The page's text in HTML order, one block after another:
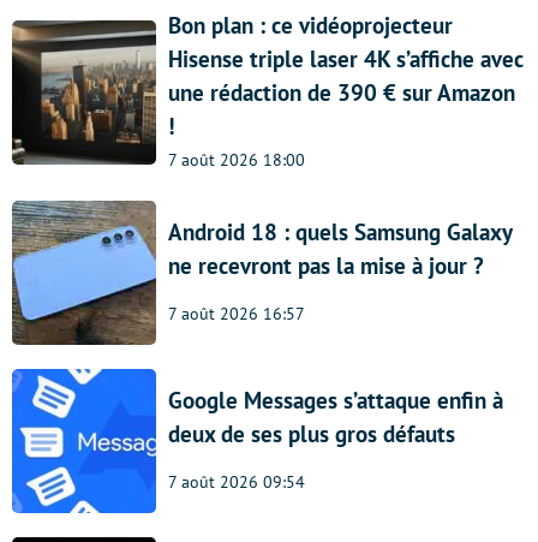
Bon plan : ce vidéoprojecteur
Hisense triple laser 4K s’affiche avec
une rédaction de 390 € sur Amazon
!
7 août 2026 18:00
Android 18 : quels Samsung Galaxy
ne recevront pas la mise à jour ?
7 août 2026 16:57
Google Messages s’attaque enfin à
deux de ses plus gros défauts
7 août 2026 09:54